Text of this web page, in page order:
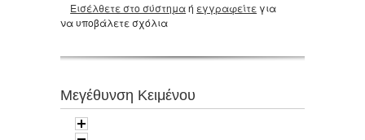
Εισέλθετε στο σύστημαή εγγραφείτε για
να υποβάλετε σχόλια
Μεγέθυνση Κειμένου